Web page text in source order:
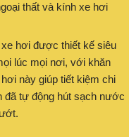
thất và kính xe hơi
hơi được thiết kế siêu
lúc mọi nơi, với khăn
này giúp tiết kiệm chi
đã tự động hút sạch nước